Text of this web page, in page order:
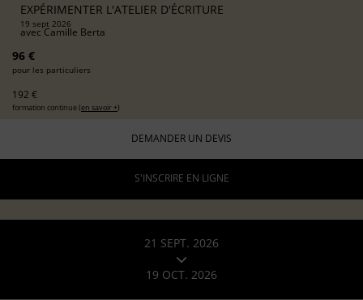
EXPÉRIMENTER L'ATELIER D'ÉCRITURE
19 sept 2026
avecCamille Berta
96 €
pour les particuliers
192 €
formation continue (en savoir +)
DEMANDER UN DEVIS
S'INSCRIRE EN LIGNE
21 SEPT. 2026
19 OCT. 2026